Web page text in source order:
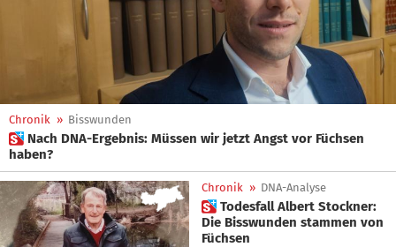
Chronik » Bisswunden
 Nach DNA-Ergebnis: Müssen wir jetzt Angst vor Füchsen
haben?
Chronik » DNA-Analyse
 Todesfall Albert Stockner:
Die Bisswunden stammen von
Füchsen